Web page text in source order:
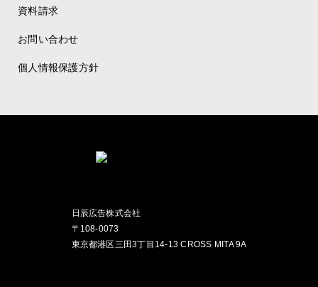
資料請求
お問い合わせ
個人情報保護方針
日辰広告株式会社
〒108-0073
東京都港区三田3丁目14-13 CROSS MITA 9A